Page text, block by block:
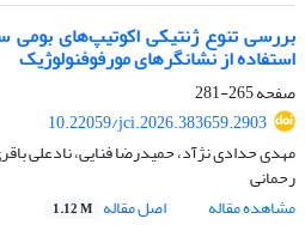
استفاده از نشانگرهای مورفوفنولوژیک
صفحه265-281
10.22059/jci.2026.383659.2903
مهدی حدادی نژآد، حمیدرضا فنایی، نادعلی
رحمانی
مشاهده مقاله
اصل مقاله 1.12 M